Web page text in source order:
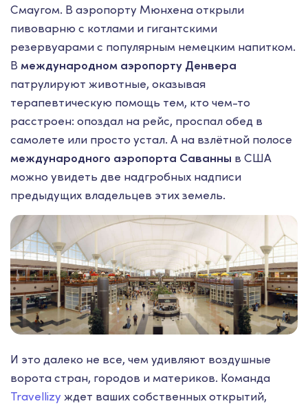
Смаугом. В аэропорту Мюнхена открыли
пивоварню с котлами и гигантскими
резервуарами с популярным немецким напитком.
В международном аэропорту Денвера
патрулируют животные, оказывая
терапевтическую помощь тем, кто чем-то
расстроен: опоздал на рейс, проспал обед в
самолете или просто устал. А на взлётной полосе
международного аэропорта Саванны в США
можно увидеть две надгробных надписи
предыдущих владельцев этих земель.
И это далеко не все, чем удивляют воздушные
ворота стран, городов и материков. Команда
Travellizy ждет ваших собственных открытий,